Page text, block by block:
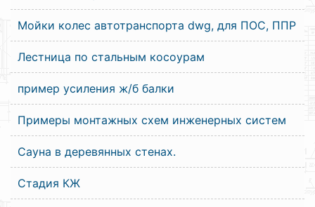
Мойки колес автотранспорта dwg, для ПОС, ППР
Лестница по стальным косоурам
пример усиления ж/б балки
Примеры монтажных схем инженерных систем
Сауна в деревянных стенах.
Стадия КЖ